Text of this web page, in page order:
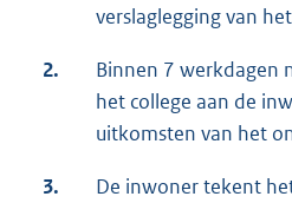
verslaglegging van
2.
Binnen 7 werkdagen
het college aan de
uitkomsten van het
3.
De inwoner tekent